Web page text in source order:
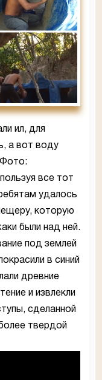
ил, для
а вот воду
Фото:
все тот
удалось
которую
были над ней.
под землей
в синий
древние
и извлекли
сделанной
твердой